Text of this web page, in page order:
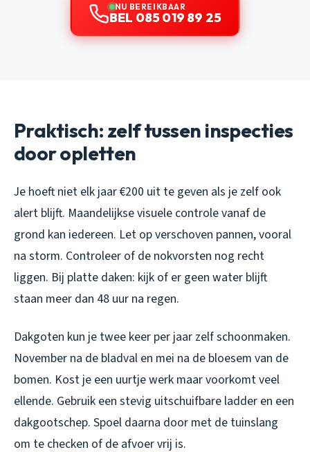
NU BEREIKBAAR
BEL 085 019 89 25
Praktisch: zelf tussen inspecties
door opletten
Je hoeft niet elk jaar €200 uit te geven als je zelf ook
alert blijft. Maandelijkse visuele controle vanaf de
grond kan iedereen. Let op verschoven pannen, vooral
na storm. Controleer of de nokvorsten nog recht
liggen. Bij platte daken: kijk of er geen water blijft
staan meer dan 48 uur na regen.
Dakgoten kun je twee keer per jaar zelf schoonmaken.
November na de bladval en mei na de bloesem van de
bomen. Kost je een uurtje werk maar voorkomt veel
ellende. Gebruik een stevig uitschuifbare ladder en een
dakgootschep. Spoel daarna door met de tuinslang
om te checken of de afvoer vrij is.